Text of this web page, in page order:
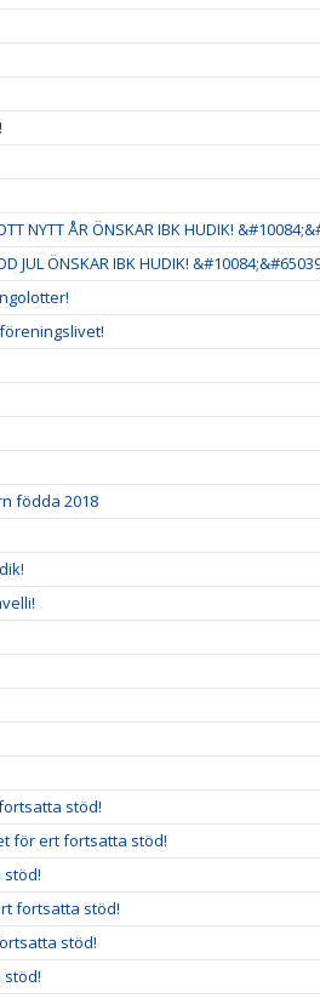
NYTT ÅR ÖNSKAR IBK HUDIK!
JUL ÖNSKAR IBK HUDIK!
födda 2018
stöd!
för ert fortsatta stöd!
stöd!
fortsatta stöd!
stöd!